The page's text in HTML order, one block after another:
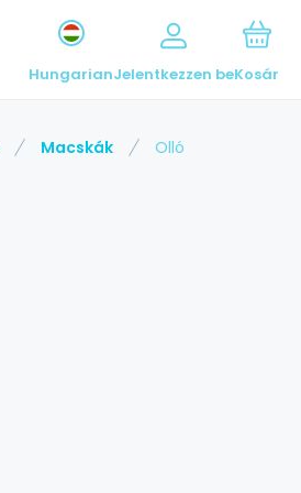
HungarianJelentkezzen beKosár
Macskák Olló